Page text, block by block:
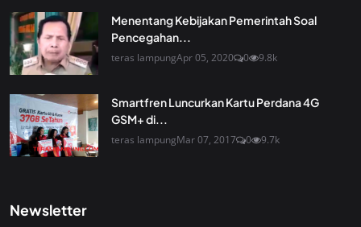
Menentang Kebijakan Pemerintah Soal
Pencegahan...
teras lampungApr 05, 2020 0 9.8k
Smartfren Luncurkan Kartu Perdana 4G
GSM+ di...
teras lampungMar 07, 2017 0 9.7k
Newsletter